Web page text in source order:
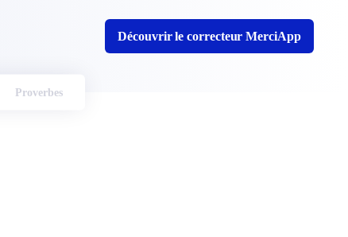
Découvrir le correcteur MerciApp
Proverbes